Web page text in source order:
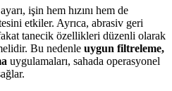
işin hem hızını hem de
etkiler. Ayrıca, abrasiv geri
tanecik özellikleri düzenli olarak
Bu nedenle uygun filtreleme,
uygulamaları, sahada operasyonel